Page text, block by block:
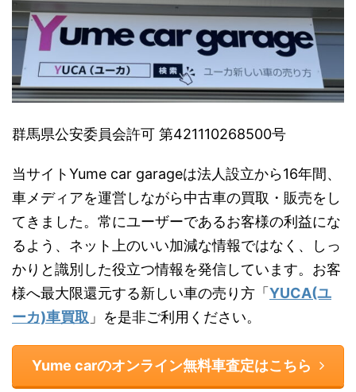
群馬県公安委員会許可 第421110268500号
当サイトYume car garageは法人設立から16年間、
車メディアを運営しながら中古車の買取・販売をし
てきました。常にユーザーであるお客様の利益にな
るよう、ネット上のいい加減な情報ではなく、しっ
かりと識別した役立つ情報を発信しています。お客
様へ最大限還元する新しい車の売り方「 YUCA(ユ
ーカ)車買取 」を是非ご利用ください。
Yume carのオンライン無料車査定はこちら